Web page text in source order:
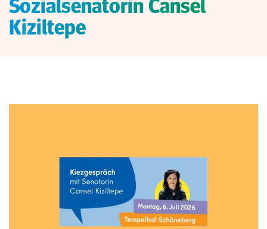
Sozialsenatorin Cansel
Kiziltepe